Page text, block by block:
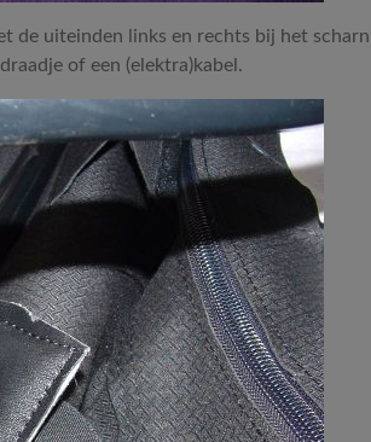
de uiteinden links en rechts bij het
of een (elektra)kabel.